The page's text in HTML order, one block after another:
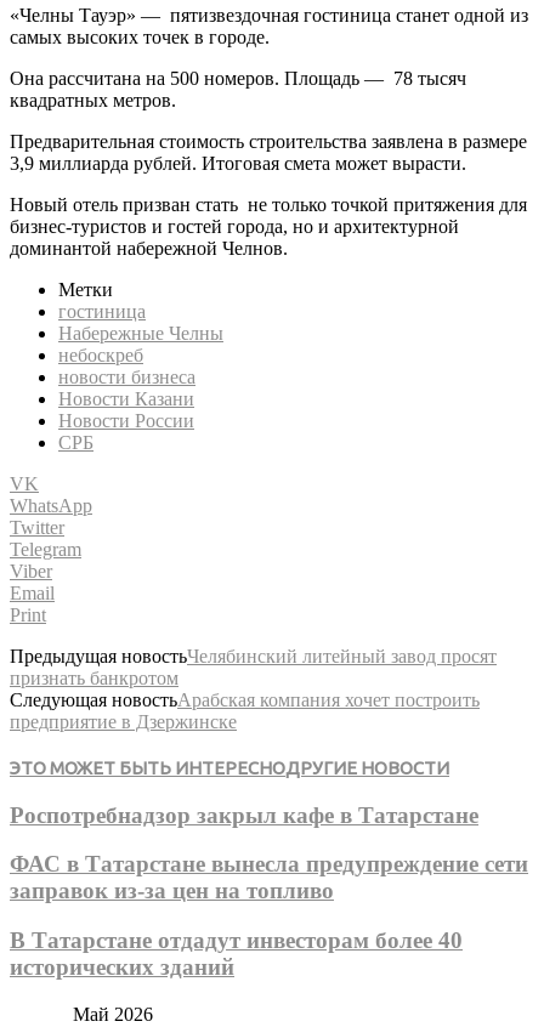
«Челны Тауэр» — пятизвездочная гостиница станет одной из
самых высоких точек в городе.
Она рассчитана на 500 номеров. Площадь — 78 тысяч
квадратных метров.
Предварительная стоимость строительства заявлена в размере
3,9 миллиарда рублей. Итоговая смета может вырасти.
Новый отель призван стать не только точкой притяжения для
бизнес-туристов и гостей города, но и архитектурной
доминантой набережной Челнов.
Метки
гостиница
Набережные Челны
небоскреб
новости бизнеса
Новости Казани
Новости России
СРБ
VK
WhatsApp
Twitter
Telegram
Viber
Email
Print
Предыдущая новостьЧелябинский литейный завод просят
признать банкротом
Следующая новостьАрабская компания хочет построить
предприятие в Дзержинске
ЭТО МОЖЕТ БЫТЬ ИНТЕРЕСНОДРУГИЕ НОВОСТИ
Роспотребнадзор закрыл кафе в Татарстане
ФАС в Татарстане вынесла предупреждение сети
заправок из-за цен на топливо
В Татарстане отдадут инвесторам более 40
исторических зданий
Май 2026